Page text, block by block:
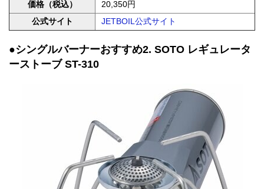
価格（税込）
20,350円
公式サイト
JETBOIL公式サイト
●シングルバーナーおすすめ2. SOTO レギュレータ
ーストーブ ST-310